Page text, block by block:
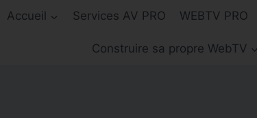
Accueil Services AV PRO WEBTV PRO
Construire sa propre WebTV